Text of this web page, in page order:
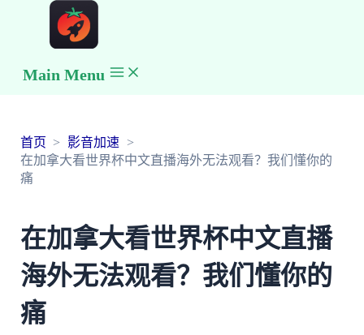
Main Menu
首页
影音加速
在加拿大看世界杯中文直播海外无法观看？我们懂你的
痛
在加拿大看世界杯中文直播
海外无法观看？我们懂你的
痛